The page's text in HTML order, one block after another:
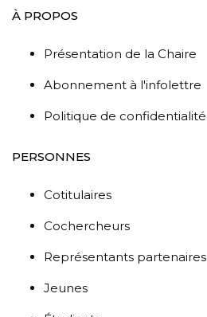
À PROPOS
Présentation de la Chaire
Abonnement à l'infolettre
Politique de confidentialité
PERSONNES
Cotitulaires
Cochercheurs
Représentants partenaires
Jeunes